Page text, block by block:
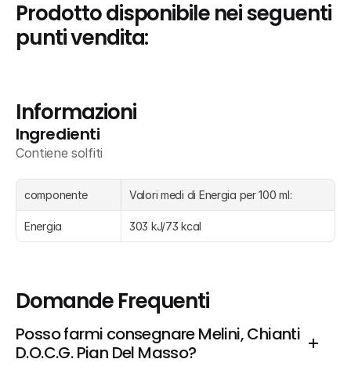
Prodotto disponibile nei seguenti
punti vendita:
Informazioni
Ingredienti
Contiene solfiti
componente Valori medi di Energia per 100 ml:
Energia 303 kJ/73 kcal
Domande Frequenti
Posso farmi consegnare Melini, Chianti
D.O.C.G. Pian Del Masso?